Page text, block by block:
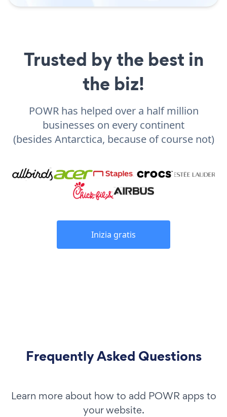
Trusted by the best in
the biz!
POWR has helped over a half million
businesses on every continent
(besides Antarctica, because of course not)
Inizia gratis
Frequently Asked Questions
Learn more about how to add POWR apps to
your website.